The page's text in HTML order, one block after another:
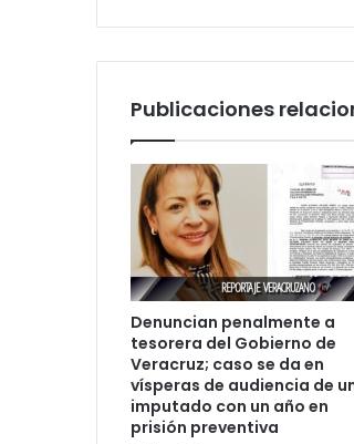
Publicaciones
Denuncian penalmente a
tesorera del Gobierno de
Veracruz; caso se da en
vísperas de audiencia de
imputado con un año en
prisión preventiva